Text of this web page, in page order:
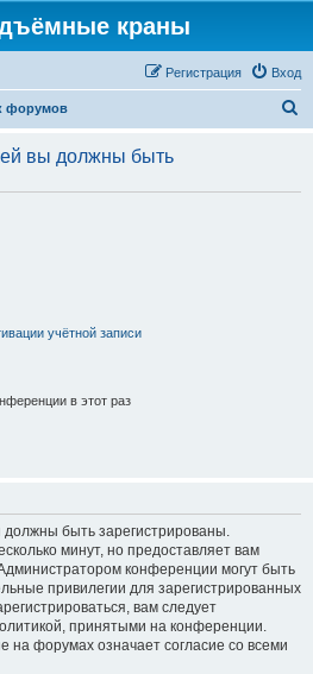
краны
Вход
Регистрация
форумов
с
вы должны быть
учётной записи
в этот раз
быть зарегистрированы.
минут, но предоставляет вам
конференции могут быть
привилегии для зарегистрированных
вам следует
принятыми на конференции.
на форумах означает согласие со всеми